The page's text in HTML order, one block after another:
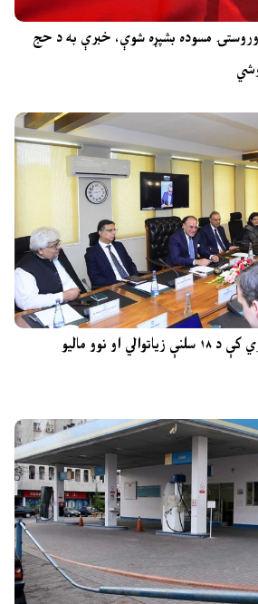
وروستۍ مسوده بشپړه شوې، خبرې به د حج
آی ایم ایف د پیټرولیم لیوي کې د ۱۸ سلنې زیاتوالي او نوو مالیو